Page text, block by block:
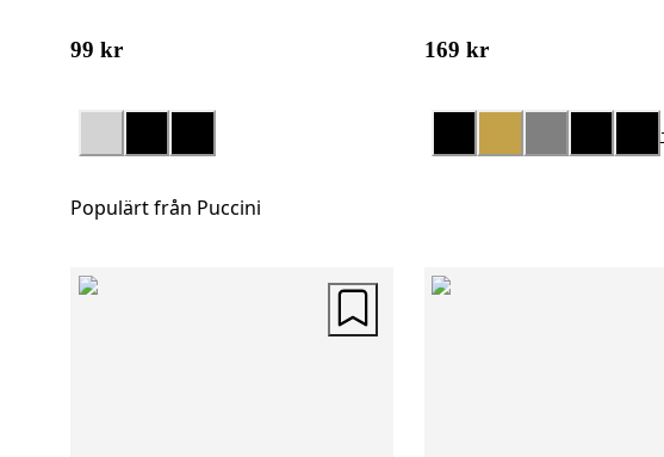
99 kr 169 kr
Populärt från Puccini